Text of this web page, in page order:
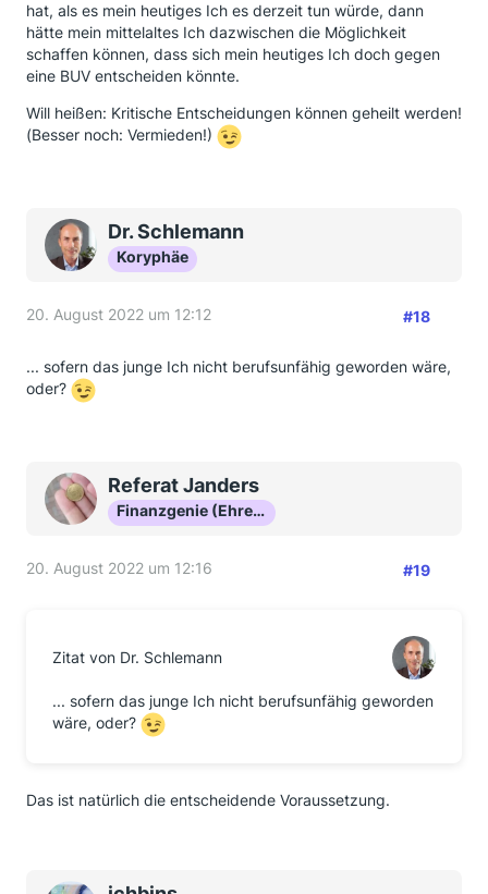
hat, als es mein heutiges Ich es derzeit tun würde, dann
hätte mein mittelaltes Ich dazwischen die Möglichkeit
schaffen können, dass sich mein heutiges Ich doch gegen
eine BUV entscheiden könnte.
Will heißen: Kritische Entscheidungen können geheilt werden!
(Besser noch: Vermieden!)
Dr. Schlemann
Koryphäe
20. August 2022 um 12:12 #18
... sofern das junge Ich nicht berufsunfähig geworden wäre,
oder?
Referat Janders
Finanzgenie (Ehrenmitglied)
20. August 2022 um 12:16 #19
Zitat von Dr. Schlemann
... sofern das junge Ich nicht berufsunfähig geworden
wäre, oder?
Das ist natürlich die entscheidende Voraussetzung.